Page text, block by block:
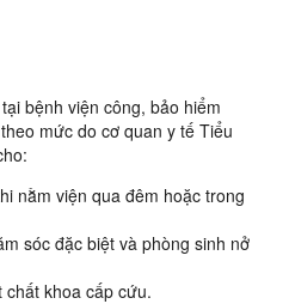
bệnh viện công, bảo hiểm
mức do cơ quan y tế Tiểu
nằm viện qua đêm hoặc trong
sóc đặc biệt và phòng sinh nở
khoa cấp cứu.